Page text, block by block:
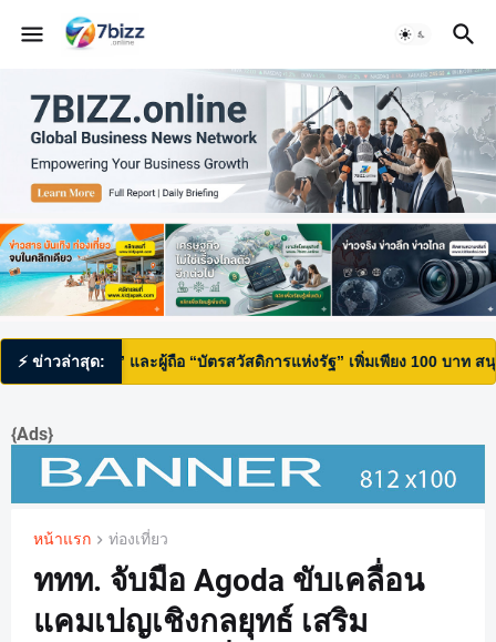
⚡ ข่าวล่าสุด:
พลัส” และผู้ถือ “บัตรสวัสดิการแห่งรัฐ” เพิ่มเพียง 100 บาท สนุกได้ทั้ง
{Ads}
หน้าแรก ท่องเที่ยว
ททท. จับมือ Agoda ขับเคลื่อน
แคมเปญเชิงกลยุทธ์ เสริม